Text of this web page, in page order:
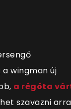
wingman új
a régóta
szavazni